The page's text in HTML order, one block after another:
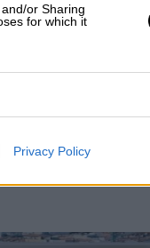
or Sharing
for which it
Privacy Policy